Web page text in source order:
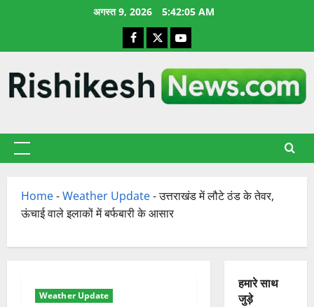
अगस्त 9, 2026 5:42:06 AM
Facebook
X YouTube
प्राथमिक
Home-Weather Update-उत्तराखंड में लौटे ठंड के तेवर,
ऊंचाई वाले इलाकों में बर्फबारी के आसार
Weather Update
हमारे साथ
जुड़े